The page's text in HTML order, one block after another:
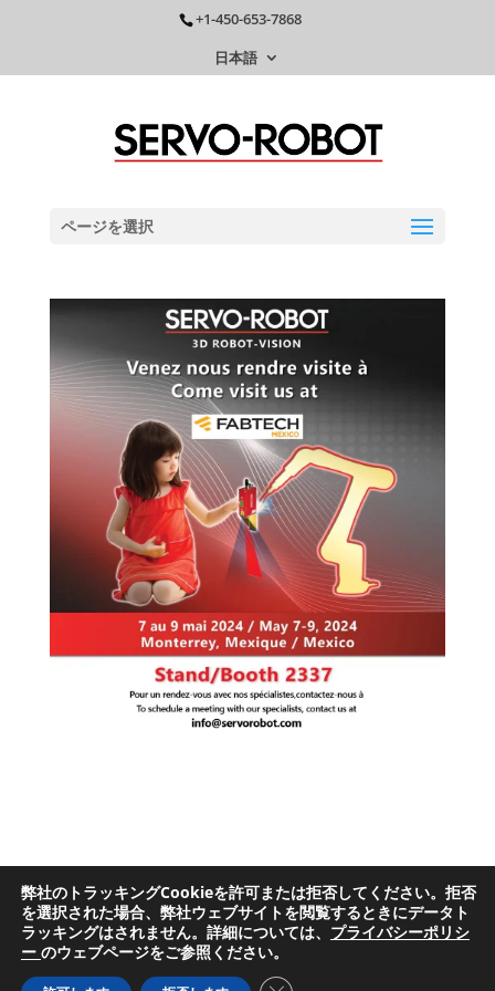
+1-450-653-7868
日本語
ページを選択
サイト利用規約 プライバシーポリシー
弊社のトラッキングCookieを許可または拒否してください。拒否
を選択された場合、弊社ウェブサイトを閲覧するときにデータト
ラッキングはされません。詳細については、 プライバシーポリシ
ー のウェブページをご参照ください。